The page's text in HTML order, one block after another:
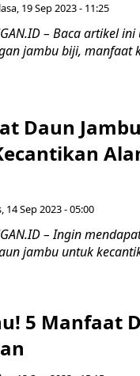
19 Sep 2023 - 11:25
– Baca artikel
jambu biji, manfaat
Daun
14 Sep 2023 - 05:00
– Ingin
jambu untuk
5 Manfaat